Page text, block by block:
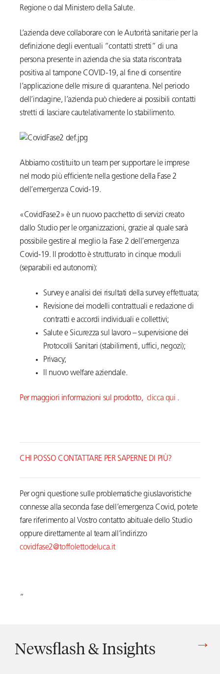
Regione o dal Ministero della Salute.
L’azienda deve collaborare con le Autorità sanitarie per la
definizione degli eventuali “contatti stretti” di una
persona presente in azienda che sia stata riscontrata
positiva al tampone COVID-19, al fine di consentire
l’applicazione delle misure di quarantena. Nel periodo
dell’indagine, l’azienda può chiedere ai possibili contatti
stretti di lasciare cautelativamente lo stabilimento.
Abbiamo costituito un team per supportare le imprese
nel modo più efficiente nella gestione della Fase 2
dell’emergenza Covid-19.
«CovidFase2» è un nuovo pacchetto di servizi creato
dallo Studio per le organizzazioni, grazie al quale sarà
possibile gestire al meglio la Fase 2 dell’emergenza
Covid-19. Il prodotto è strutturato in cinque moduli
(separabili ed autonomi):
Survey e analisi dei risultati della survey effettuata;
Revisione dei modelli contrattuali e redazione di
contratti e accordi individuali e collettivi;
Salute e Sicurezza sul lavoro – supervisione dei
Protocolli Sanitari (stabilimenti, uffici, negozi);
Privacy;
Il nuovo welfare aziendale.
Per maggiori informazioni sul prodotto, clicca qui .
CHI POSSO CONTATTARE PER SAPERNE DI PIÙ?
Per ogni questione sulle problematiche giuslavoristiche
connesse alla seconda fase dell’emergenza Covid, potete
fare riferimento al Vostro contatto abituale dello Studio
oppure direttamente al team all’indirizzo
covidfase2@toffolettodeluca.it
“
Newsflash & Insights
Vedi tutti gli articoli di Newsflash & Insights